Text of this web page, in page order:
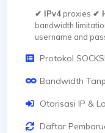
✔ IPv4proxies ✔
bandwidth
username and
Protokol
Bandwidth
Otorisasi IP &
Daftar